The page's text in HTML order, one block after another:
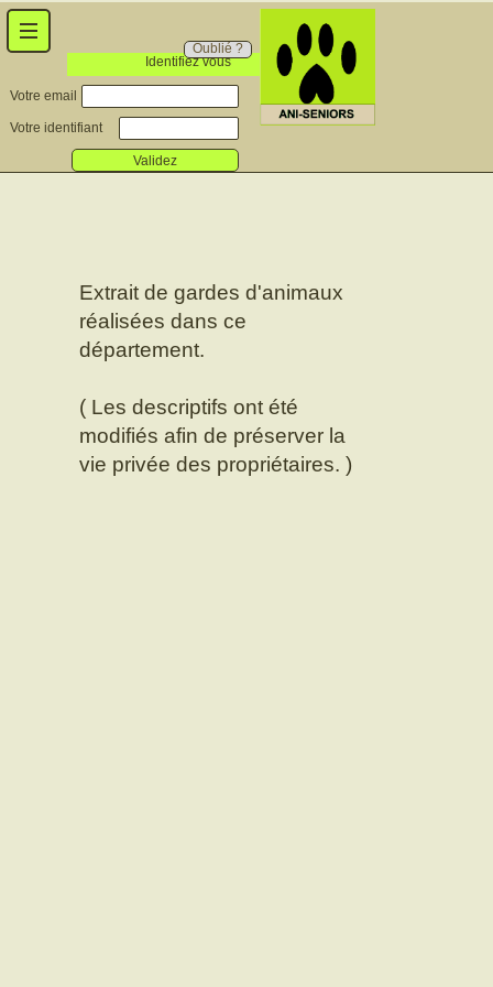
Identifiez vous
Oublié ?
Votre email
Votre identifiant
Validez
Extrait de gardes d'animaux
réalisées dans ce
département.
( Les descriptifs ont été
modifiés afin de préserver la
vie privée des propriétaires. )